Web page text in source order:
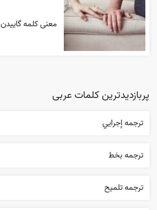
معنی کلمه گاییدن
پربازدیدترین کلمات عربی
ترجمه إجرایي
ترجمه بخط
ترجمه تلميح